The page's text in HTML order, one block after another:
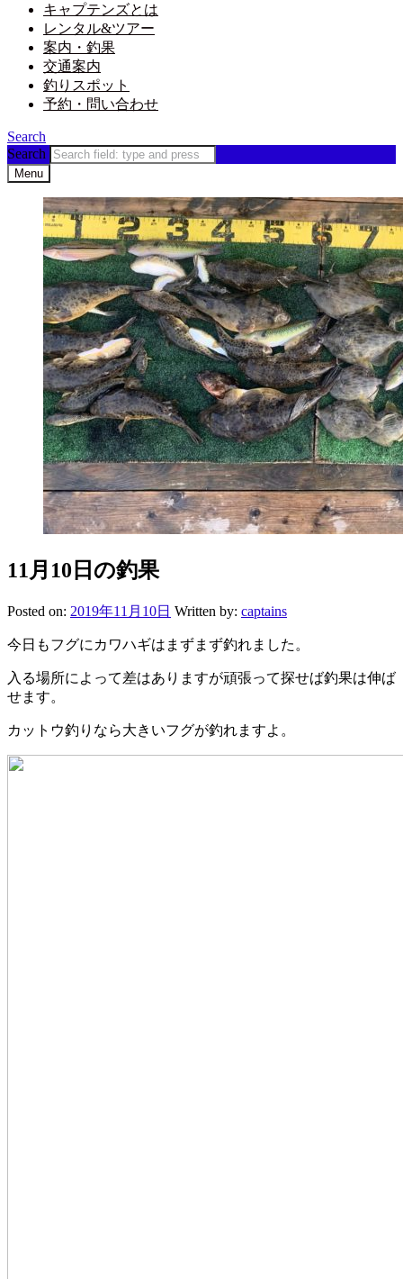
キャプテンズとは
レンタル&ツアー
案内・釣果
交通案内
釣りスポット
予約・問い合わせ
Search
Search
Menu
11月10日の釣果
Posted on: 2019年11月10日 Written by: captains
今日もフグにカワハギはまずまず釣れました。
入る場所によって差はありますが頑張って探せば釣果は伸ば
せます。
カットウ釣りなら大きいフグが釣れますよ。